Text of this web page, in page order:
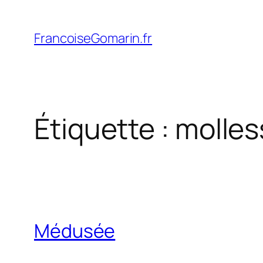
contenu
FrancoiseGomarin.fr
Étiquette :
Médusée